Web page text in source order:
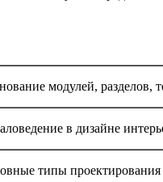
модулей, разделов,
в дизайне
типы проектирования